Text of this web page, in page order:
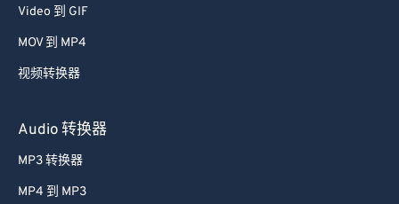
Video 到 GIF
MOV 到 MP4
视频转换器
Audio 转换器
MP3 转换器
MP4 到 MP3